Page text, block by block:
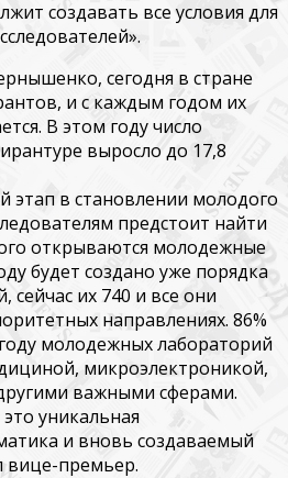
создавать все условия для
сегодня в стране
и с каждым годом их
В этом году число
выросло до 17,8
этап в становлении молодого
предстоит найти
открываются молодежные
будет создано уже порядка
сейчас их 740 и все они
направлениях. 86%
молодежных лабораторий
микроэлектроникой,
важными сферами.
уникальная
и вновь создаваемый
вице-премьер.